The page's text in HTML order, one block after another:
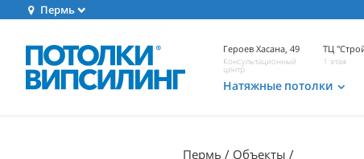
Пермь
Героев Хасана, 49
Консультационный
центр
ТЦ
1 этаж
Натяжные потолки
Пермь Объекты